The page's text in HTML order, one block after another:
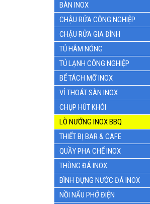
BÀN INOX
CHẬU RỬA CÔNG NGHIỆP
CHẬU RỬA GIA ĐÌNH
TỦ HÂM NÓNG
TỦ LẠNH CÔNG NGHIỆP
BỂ TÁCH MỠ INOX
VỈ THOÁT SÀN INOX
CHỤP HÚT KHÓI
LÒ NƯỚNG INOX BBQ
THIẾT BỊ BAR & CAFE
QUẦY PHA CHẾ INOX
THÙNG ĐÁ INOX
BÌNH ĐỰNG NƯỚC ĐÁ INOX
NỒI NẤU PHỞ ĐIỆN